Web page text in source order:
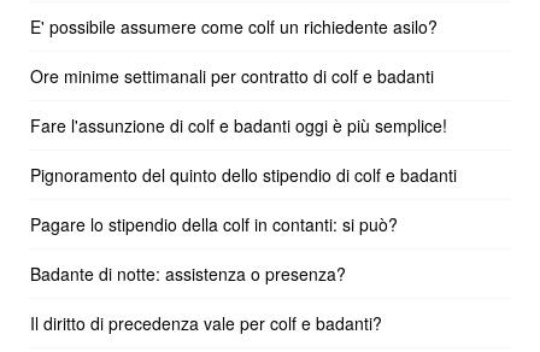
E' possibile assumere come colf un richiedente asilo?
Ore minime settimanali per contratto di colf e badanti
Fare l'assunzione di colf e badanti oggi è più semplice!
Pignoramento del quinto dello stipendio di colf e badanti
Pagare lo stipendio della colf in contanti: si può?
Badante di notte: assistenza o presenza?
Il diritto di precedenza vale per colf e badanti?